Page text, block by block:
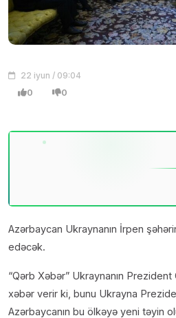
22 iyun / 09:04
0 0
Azərbaycan Ukraynanın İrpen
edəcək.
“Qərb Xəbər” Ukraynanın
xəbər verir ki, bunu Ukrayna
Azərbaycanın bu ölkəyə yeni təyin